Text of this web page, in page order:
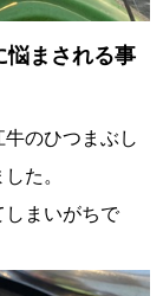
悩まされる事
のひつまぶし
た。
しまいがちで